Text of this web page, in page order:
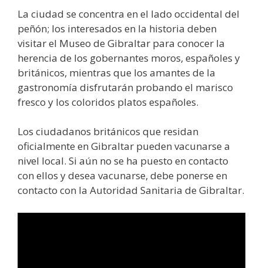
La ciudad se concentra en el lado occidental del
peñón; los interesados en la historia deben
visitar el Museo de Gibraltar para conocer la
herencia de los gobernantes moros, españoles y
británicos, mientras que los amantes de la
gastronomía disfrutarán probando el marisco
fresco y los coloridos platos españoles.
Los ciudadanos británicos que residan
oficialmente en Gibraltar pueden vacunarse a
nivel local. Si aún no se ha puesto en contacto
con ellos y desea vacunarse, debe ponerse en
contacto con la Autoridad Sanitaria de Gibraltar.